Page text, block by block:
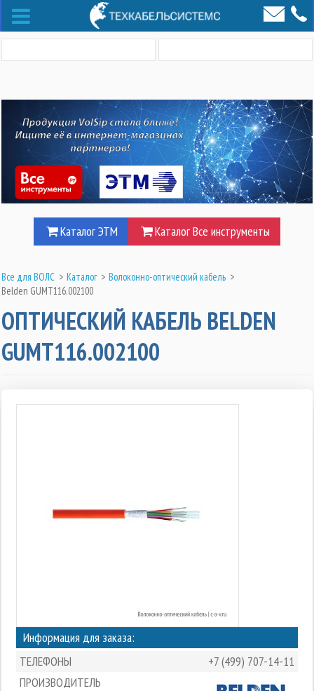
Каталог ЭТМ Каталог Все инструменты
Все для ВОЛС > Каталог > Волоконно-оптический кабель >
Belden GUMT116.002100
ОПТИЧЕСКИЙ КАБЕЛЬ BELDEN
GUMT116.002100
Информация для заказа:
ТЕЛЕФОНЫ
+7 (499) 707-14-11
ПРОИЗВОДИТЕЛЬ